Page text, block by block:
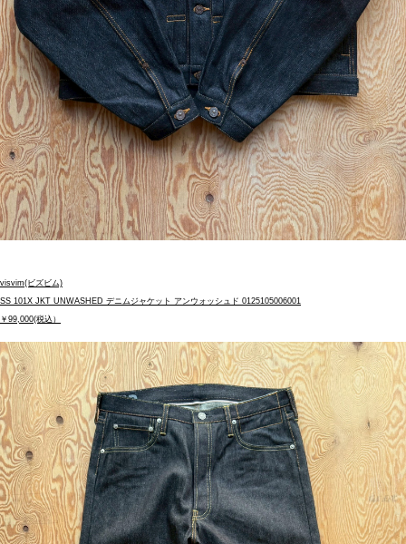
visvim(ビズビム)
SS 101X JKT UNWASHED デニムジャケット アンウォッシュド 0125105006001
￥99,000(税込）